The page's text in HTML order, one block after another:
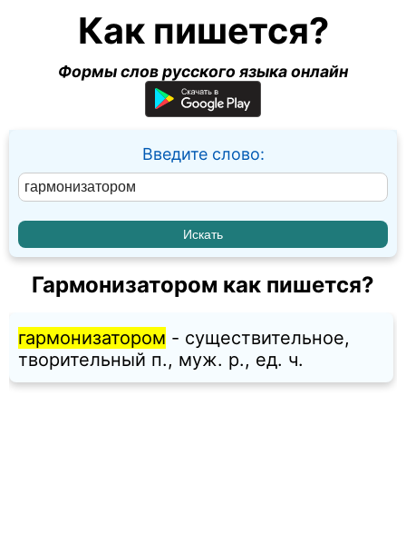
Как пишется?
Формы слов русского языка онлайн
Введите слово:
Гармонизатором как пишется?
гармонизатором - существительное,
творительный п., муж. p., ед. ч.